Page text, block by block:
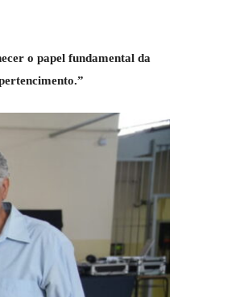
o papel fundamental da